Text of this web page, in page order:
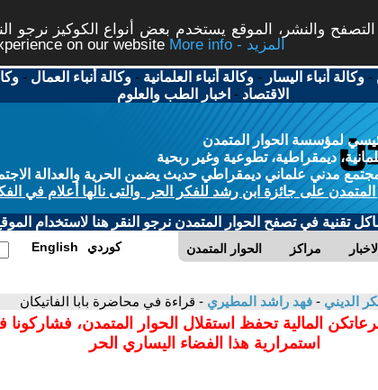
والنشر، الموقع يستخدم بعض أنواع الكوكيز نرجو
on our website
More info - المزيد
-وكالة أنباء اليسار -وكالة أنباء العلمانية -وكالة أنباء العمال -
الاقتصاد - اخبار الطب والعلوم
لمؤسسة الحوار المتمدن
ديمقراطية، تطوعية وغير ربحية
مدني علماني ديمقراطي حديث يضمن الحرية والعدالة
المتمدن على جائزة ابن رشد للفكر الحر والتى نالها أعلام في
تقنية في تصفح الحوار المتمدن نرجو النقر هنا لاستخدام
الحوار المتمدن مراكز الاخبار English كوردي
الديني - فهد راشد المطيري - قراءة في محاضرة بابا الفاتيكان
المالية تحفظ استقلال الحوار المتمدن،
استمرارية هذا الفضاء اليساري الحر